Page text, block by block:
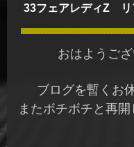
33フェアレディZ
おはようご
ブログを暫くお
またボチボチと再